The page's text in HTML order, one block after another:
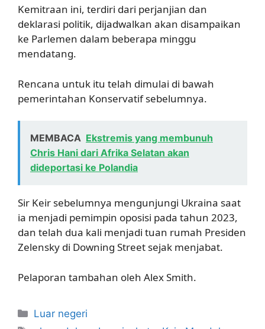
Kemitraan ini, terdiri dari perjanjian dan
deklarasi politik, dijadwalkan akan disampaikan
ke Parlemen dalam beberapa minggu
mendatang.
Rencana untuk itu telah dimulai di bawah
pemerintahan Konservatif sebelumnya.
MEMBACA Ekstremis yang membunuh
Chris Hani dari Afrika Selatan akan
dideportasi ke Polandia
Sir Keir sebelumnya mengunjungi Ukraina saat
ia menjadi pemimpin oposisi pada tahun 2023,
dan telah dua kali menjadi tuan rumah Presiden
Zelensky di Downing Street sejak menjabat.
Pelaporan tambahan oleh Alex Smith.
Kategori
Luar negeri